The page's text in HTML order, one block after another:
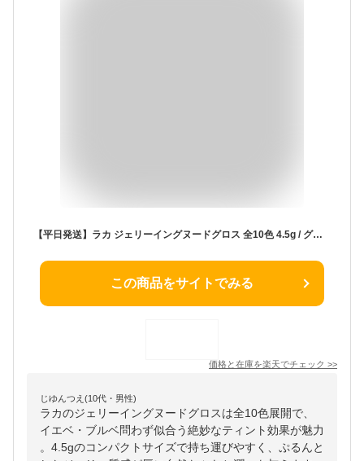
【平日発送】ラカ ジェリーイングヌードグロス 全10色 4.5g / グロス イエベ ブルベ 韓国コスメ Laka 化粧品 コスメ ティント リップ 大人気 プレゼント
この商品をサイトでみる
価格と在庫を楽天でチェック >>
じゆんつえ(10代・男性)
ラカのジェリーイングヌードグロスは全10色展開で、
イエベ・ブルベ問わず似合う絶妙なティント効果が魅力
。4.5gのコンパクトサイズで持ち運びやすく、ぷるんと